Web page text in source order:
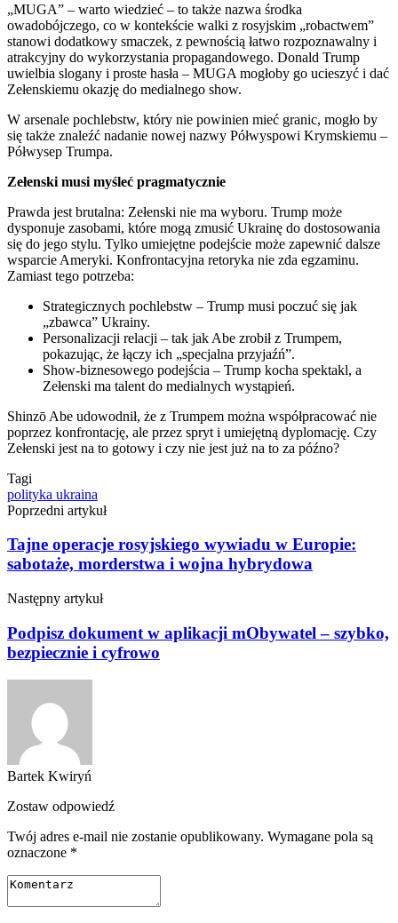
„MUGA” – warto wiedzieć – to także nazwa środka
owadobójczego, co w kontekście walki z rosyjskim „robactwem”
stanowi dodatkowy smaczek, z pewnością łatwo rozpoznawalny i
atrakcyjny do wykorzystania propagandowego. Donald Trump
uwielbia slogany i proste hasła – MUGA mogłoby go ucieszyć i dać
Zełenskiemu okazję do medialnego show.
W arsenale pochlebstw, który nie powinien mieć granic, mogło by
się także znaleźć nadanie nowej nazwy Półwyspowi Krymskiemu –
Półwysep Trumpa.
Zełenski musi myśleć pragmatycznie
Prawda jest brutalna: Zełenski nie ma wyboru. Trump może
dysponuje zasobami, które mogą zmusić Ukrainę do dostosowania
się do jego stylu. Tylko umiejętne podejście może zapewnić dalsze
wsparcie Ameryki. Konfrontacyjna retoryka nie zda egzaminu.
Zamiast tego potrzeba:
Strategicznych pochlebstw – Trump musi poczuć się jak
„zbawca” Ukrainy.
Personalizacji relacji – tak jak Abe zrobił z Trumpem,
pokazując, że łączy ich „specjalna przyjaźń”.
Show-biznesowego podejścia – Trump kocha spektakl, a
Zełenski ma talent do medialnych wystąpień.
Shinzō Abe udowodnił, że z Trumpem można współpracować nie
poprzez konfrontację, ale przez spryt i umiejętną dyplomację. Czy
Zełenski jest na to gotowy i czy nie jest już na to za późno?
Tagi
polityka ukraina
Poprzedni artykuł
Tajne operacje rosyjskiego wywiadu w Europie:
sabotaże, morderstwa i wojna hybrydowa
Następny artykuł
Podpisz dokument w aplikacji mObywatel – szybko,
bezpiecznie i cyfrowo
Bartek Kwiryń
Zostaw odpowiedź
Twój adres e-mail nie zostanie opublikowany. Wymagane pola są
oznaczone *